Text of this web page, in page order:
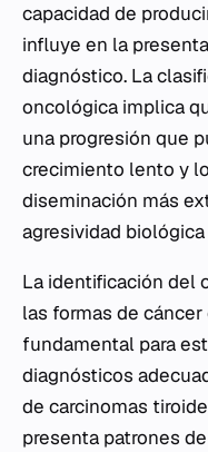
capacidad de
influye en la
diagnóstico. La
oncológica implica
una progresión que
crecimiento lento y
diseminación más
agresividad
La identificación del
las formas de
fundamental para
diagnósticos
de carcinomas
presenta patrones